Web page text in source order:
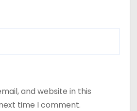
and website in this
time I comment.